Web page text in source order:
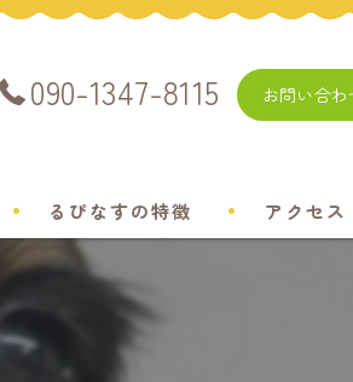
090-1347-8115 お問い合
るぴなすの特徴
チワワ
アクセス